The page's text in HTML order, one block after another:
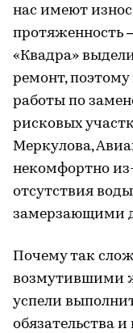
нас имеют
протяженность
«Квадра»
ремонт,
работы по
рисковых
Меркулова,
некомфортно
отсутствия
замерзающими
Почему так
возмутившими
успели
обязательства